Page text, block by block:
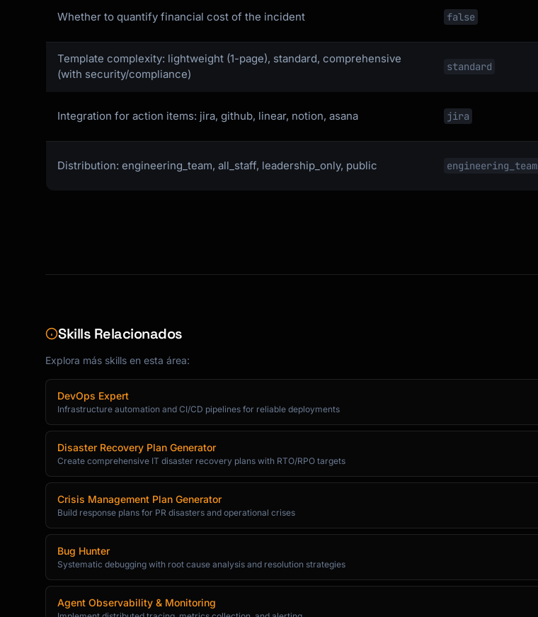
Whether to quantify financial cost of the incident false
Template complexity: lightweight (1-page), standard, comprehensive
(with security/compliance)
standard
Integration for action items: jira, github, linear, notion, asana jira
Distribution: engineering_team, all_staff, leadership_only, public engineering_team
Skills Relacionados
Explora más skills en esta área:
DevOps Expert
Infrastructure automation and CI/CD pipelines for reliable deployments
Disaster Recovery Plan Generator
Create comprehensive IT disaster recovery plans with RTO/RPO targets
Crisis Management Plan Generator
Build response plans for PR disasters and operational crises
Bug Hunter
Systematic debugging with root cause analysis and resolution strategies
Agent Observability & Monitoring